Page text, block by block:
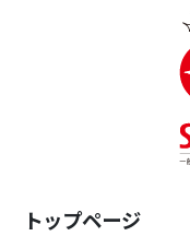
トップページ